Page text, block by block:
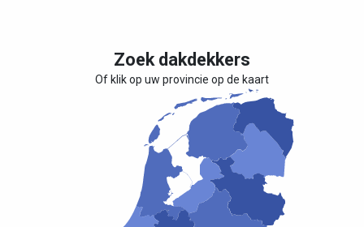
Zoek dakdekkers
Of klik op uw provincie op de kaart